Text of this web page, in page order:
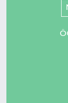
RESMİ
BİLİM VE
RESMİ